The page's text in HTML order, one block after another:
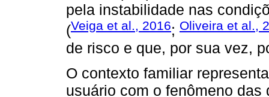
pela instabilidade nas
(Veiga et al., 2016; Oliveira et al.,
de risco e que, por sua vez,
O contexto familiar
usuário com o fenômeno